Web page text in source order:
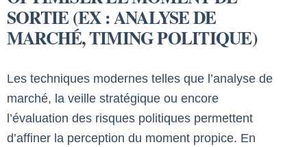
SORTIE (EX : ANALYSE DE
MARCHÉ, TIMING POLITIQUE)
Les techniques modernes telles que l’analyse de
marché, la veille stratégique ou encore
l’évaluation des risques politiques permettent
d’affiner la perception du moment propice. En